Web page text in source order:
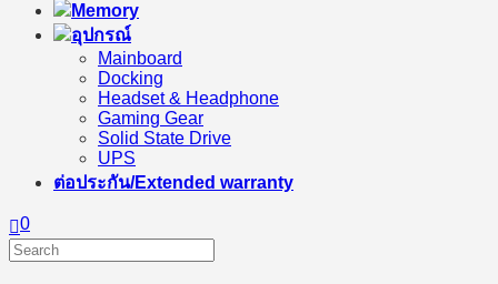
Memory
อุปกรณ์
Mainboard
Docking
Headset & Headphone
Gaming Gear
Solid State Drive
UPS
ต่อประกัน/Extended warranty
0